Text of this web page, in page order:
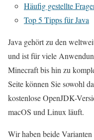
Häufig gestellte
Top 5 Tipps für Java
Java gehört zu den
und ist für viele
Minecraft bis hin zu
Seite können Sie sowohl
kostenlose OpenJDK-
macOS und Linux läuft.
Wir haben beide